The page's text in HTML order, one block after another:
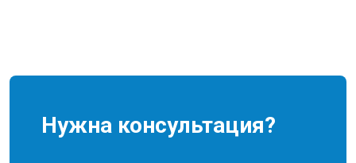
Нужна консультация?